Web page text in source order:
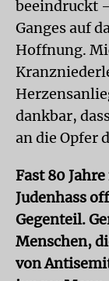
beeindruckt
Ganges auf
Hoffnung.
dankbar,
an die Opfer
Fast 80
Judenhass
Gegenteil.
Menschen,
von